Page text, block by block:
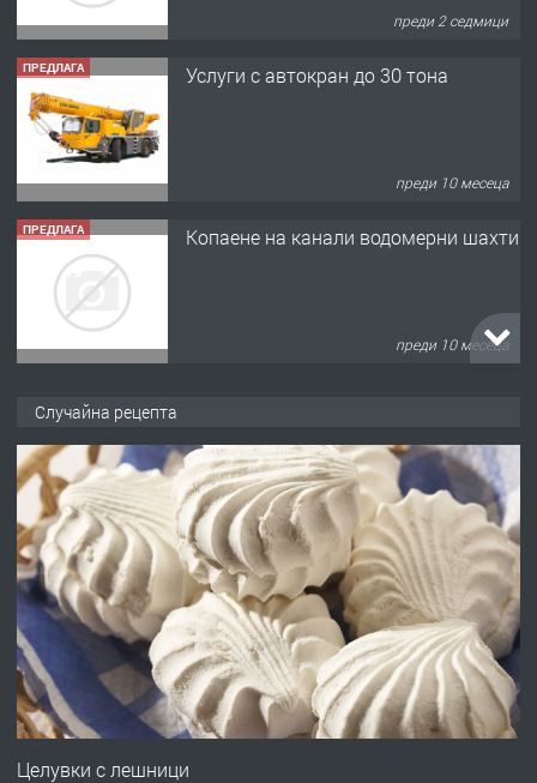
преди 2 седмици
ПРЕДЛАГА Услуги с автокран до 30 тона
преди 10 месеца
ПРЕДЛАГА Копаене на канали водомерни шахти
преди 10 месеца
преди 11 месеца
ПРЕДЛАГА
Отпушване на канали тоалетни
вертикални щрангове
преди 11 месеца
ПРЕДЛАГА Онлайн магазин за всички!
Случайна рецепта
Целувки с лешници